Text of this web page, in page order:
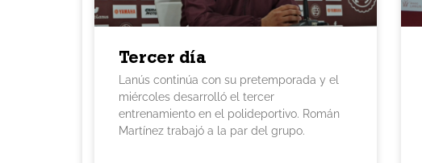
Tercer día
Lanús continúa con su pretemporada y el
miércoles desarrolló el tercer
entrenamiento en el polideportivo. Román
Martínez trabajó a la par del grupo.